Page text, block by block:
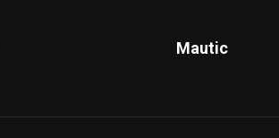
Mautic